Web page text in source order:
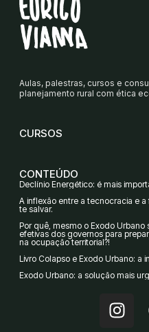
Aulas, palestras, cursos e
planejamento rural com ética
CURSOS
CONTEÚDO
Declínio Energético: é mais
A inflexão entre a tecnocracia e
te salvar.
Por quê, mesmo o Êxodo
efetivas dos governos para
na ocupação territorial?!
Livro Colapso e Êxodo Urbano: a
Êxodo Urbano: a solução mais
I
n